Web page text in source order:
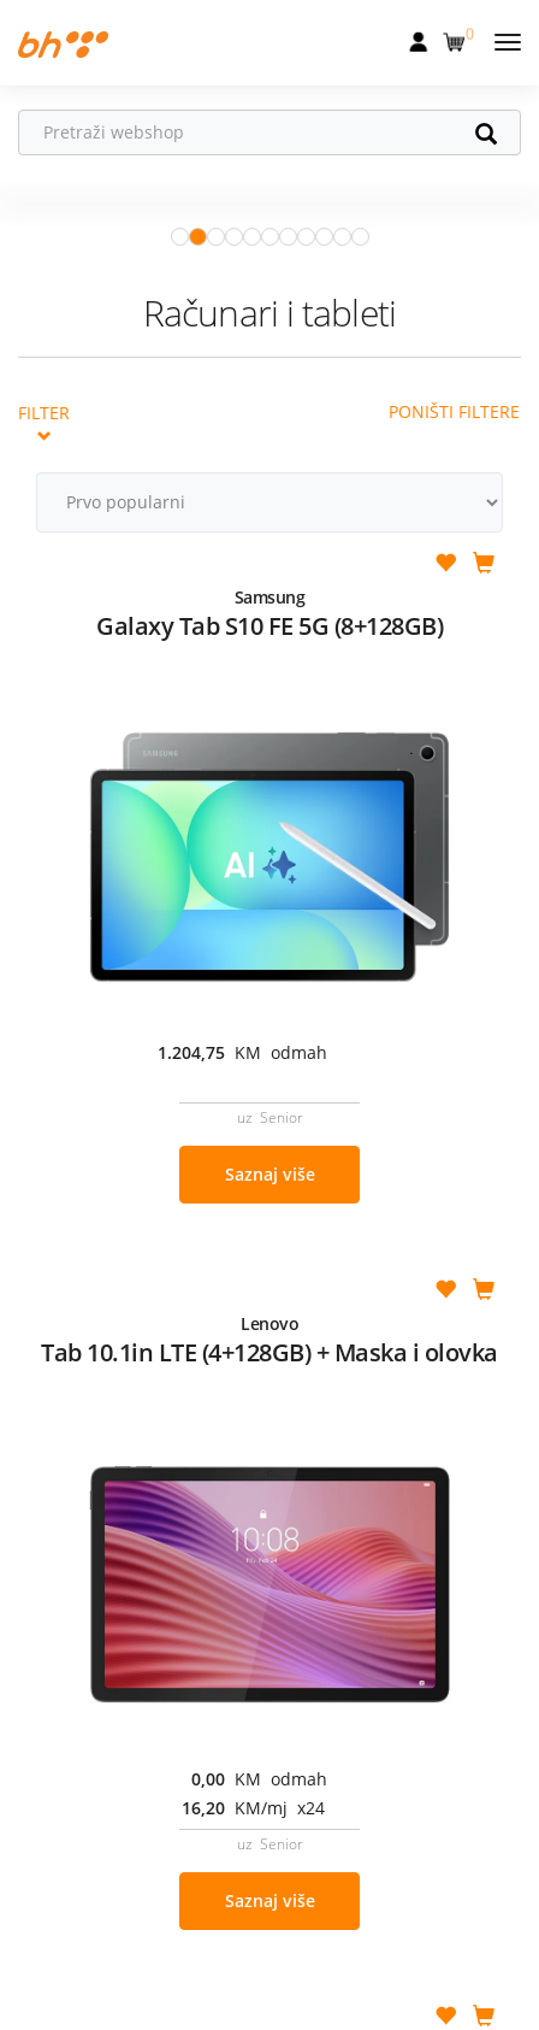
Fiksna
Akcije
Podrška
0
Ne propusti
Prood 04.08.–31.08. očekuju te
super pokloni!
Računari i tableti
FILTER PONIŠTI FILTERE
Samsung
Galaxy Tab S10 FE 5G (8+128GB)
1.204,75 KM odmah
uz Senior
Saznaj više
Lenovo
Tab 10.1in LTE (4+128GB) + Maska i olovka
0,00 KM odmah
16,20 KM/mj x24
uz Senior
Saznaj više